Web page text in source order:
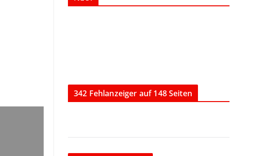
342 Fehlanzeiger auf 148 Seiten